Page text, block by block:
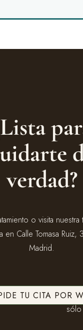
verdad?
o visita
en Calle Tomasa Ruiz,
Madrid.
TU CITA POR
sólo